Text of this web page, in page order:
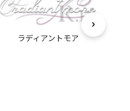
ラディアントモア